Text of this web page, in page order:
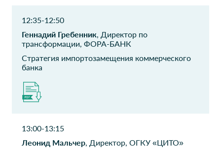
заказчик
Директор департамента
экономической и
информационной
безопасности
ВТБ
Руководитель программ
проектов
ООО Би.Си.Си.
Вице-Президент CIO
12:35-12:50
Геннадий Гребенник, Директор по
трансформации, ФОРА-БАНК
Стратегия импортозамещения коммерческого
банка
13:00-13:15
Леонид Мальчер, Директор, ОГКУ «ЦИТО»